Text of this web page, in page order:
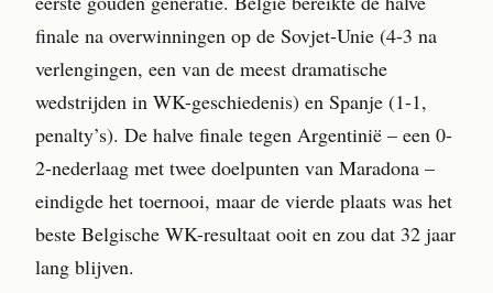
finale na overwinningen op de Sovjet-Unie (4-3 na
verlengingen, een van de meest dramatische
wedstrijden in WK-geschiedenis) en Spanje (1-1,
penalty’s). De halve finale tegen Argentinië – een 0-
2-nederlaag met twee doelpunten van Maradona –
eindigde het toernooi, maar de vierde plaats was het
beste Belgische WK-resultaat ooit en zou dat 32 jaar
lang blijven.